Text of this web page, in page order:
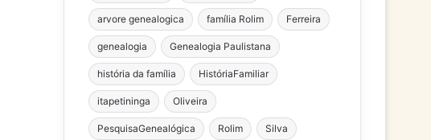
arvore genealogica família Rolim Ferreira
genealogia Genealogia Paulistana
história da família HistóriaFamiliar
itapetininga Oliveira
PesquisaGenealógica Rolim Silva